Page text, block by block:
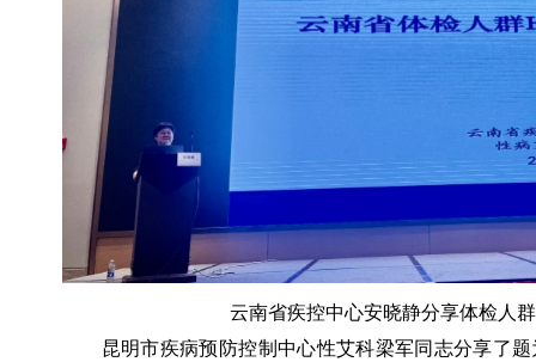
云南省疾控中心安晓静分享体检人
昆明市疾病预防控制中心性艾科梁军同志分享了题